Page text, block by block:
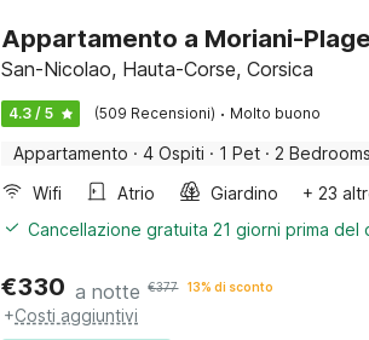
Appartamento a Moriani-
San-Nicolao, Hauta-Corse, Corsica
4.3 / 5 (509 Recensioni) · Molto buono
Appartamento · 4 Ospiti · 1 Pet · 2 Bedrooms
Wifi
Atrio Giardino
+ 23
Cancellazione gratuita 21 giorni prima del
€330 a notte €377 13% di sconto
+Costi aggiuntivi